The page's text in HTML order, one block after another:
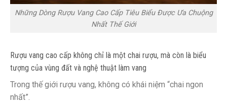
Những Dòng Rượu Vang Cao Cấp Tiêu Biểu Được Ưa Chuộng
Nhất Thế Giới
Rượu vang cao cấp không chỉ là một chai rượu, mà còn là biểu
tượng của vùng đất và nghệ thuật làm vang
Trong thế giới rượu vang, không có khái niệm “chai ngon
nhất”.